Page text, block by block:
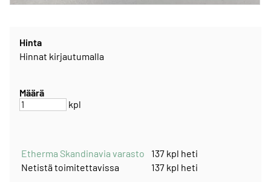
Hinta
Hinnat kirjautumalla
Määrä
kpl
Etherma Skandinavia varasto
137 kpl heti
Netistä toimitettavissa
137 kpl heti